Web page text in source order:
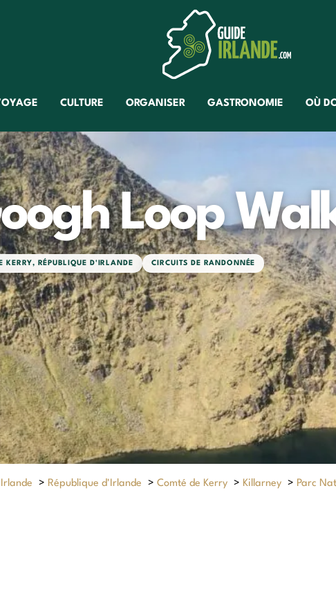
CULTURE ORGANISER GASTRONOMIE OÙ
Loop
KERRY, RÉPUBLIQUE D'IRLANDE CIRCUITS DE RANDONNÉE
> République d'Irlande > Comté de Kerry > Killarney > Parc